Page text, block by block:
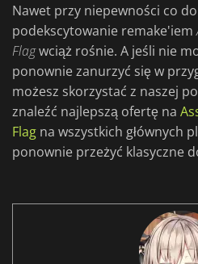
Nawet przy niepewności co
podekscytowanie remake'iem
Flagwciąż rośnie. A jeśli nie
ponownie zanurzyć się w
możesz skorzystać z naszej
znaleźć najlepszą ofertę na
Flag na wszystkich głównych
ponownie przeżyć klasyczne